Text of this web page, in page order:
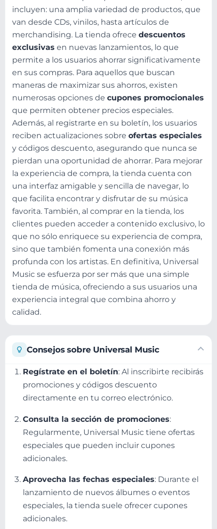
incluyen: una amplia variedad de productos, que
van desde CDs, vinilos, hasta artículos de
merchandising. La tienda ofrece descuentos
exclusivas en nuevas lanzamientos, lo que
permite a los usuarios ahorrar significativamente
en sus compras. Para aquellos que buscan
maneras de maximizar sus ahorros, existen
numerosas opciones de cupones promocionales
que permiten obtener precios especiales.
Además, al registrarte en su boletín, los usuarios
reciben actualizaciones sobre ofertas especiales
y códigos descuento, asegurando que nunca se
pierdan una oportunidad de ahorrar. Para mejorar
la experiencia de compra, la tienda cuenta con
una interfaz amigable y sencilla de navegar, lo
que facilita encontrar y disfrutar de su música
favorita. También, al comprar en la tienda, los
clientes pueden acceder a contenido exclusivo, lo
que no sólo enriquece su experiencia de compra,
sino que también fomenta una conexión más
profunda con los artistas. En definitiva, Universal
Music se esfuerza por ser más que una simple
tienda de música, ofreciendo a sus usuarios una
experiencia integral que combina ahorro y
calidad.
Consejos sobre Universal Music
Regístrate en el boletín: Al inscribirte recibirás
promociones y códigos descuento
directamente en tu correo electrónico.
Consulta la sección de promociones:
Regularmente, Universal Music tiene ofertas
especiales que pueden incluir cupones
adicionales.
Aprovecha las fechas especiales: Durante el
lanzamiento de nuevos álbumes o eventos
especiales, la tienda suele ofrecer cupones
adicionales.